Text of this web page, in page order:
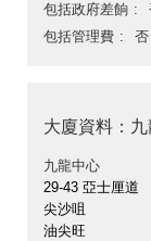
包括政府差餉
包括管理費
否
大廈資料：
九龍中心
29-43 亞士厘道
尖沙咀
油尖旺